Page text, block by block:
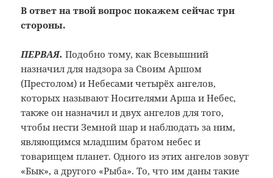
В ответ на твой вопрос покажем сейчас три
стороны.
ПЕРВАЯ. Подобно тому, как Всевышний
назначил для надзора за Своим Аршом
(Престолом) и Небесами четырёх ангелов,
которых называют Носителями Арша и Небес,
также он назначил и двух ангелов для того,
чтобы нести Земной шар и наблюдать за ним,
являющимся младшим братом небес и
товарищем планет. Одного из этих ангелов зовут
«Бык», а другого «Рыба». То, что им даны такие